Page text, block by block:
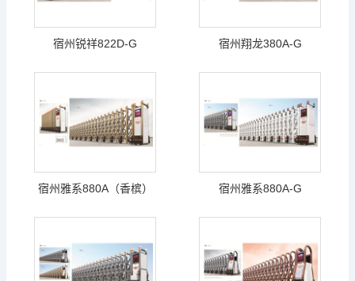
宿州锐祥822D-G 宿州翔龙380A-G
宿州雅系880A（香槟） 宿州雅系880A-G